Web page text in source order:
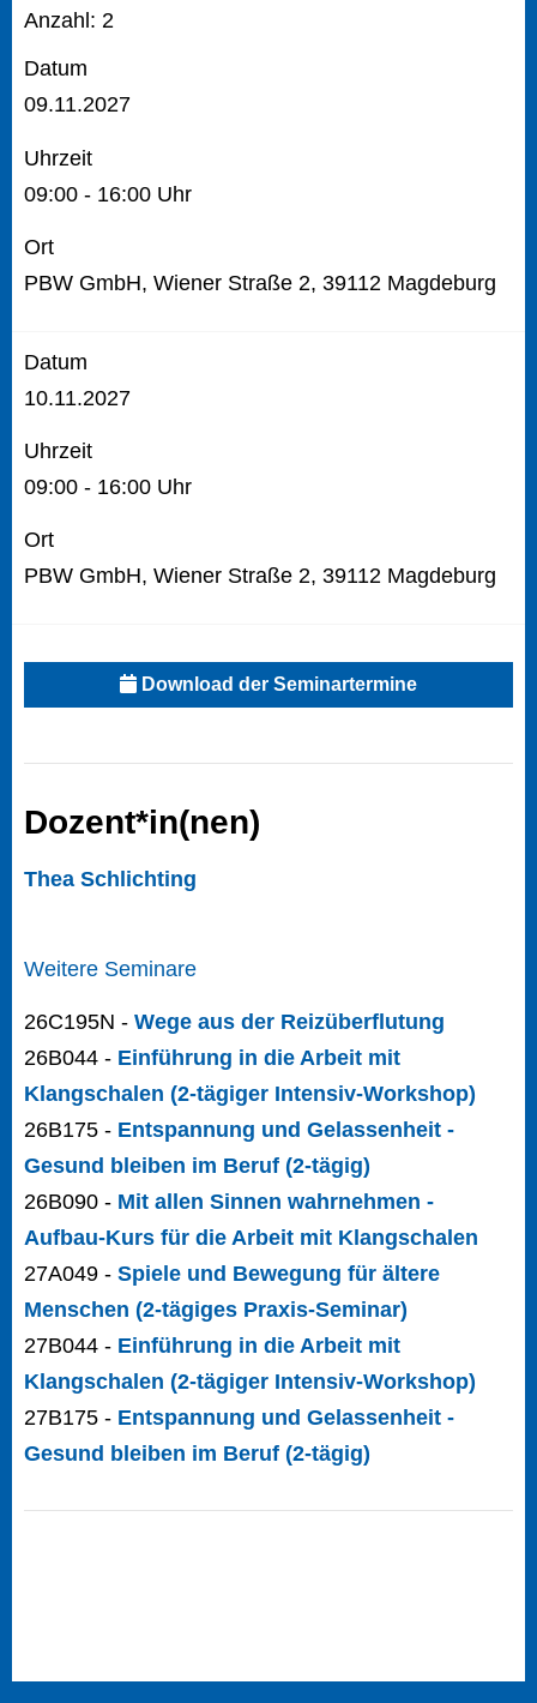
Anzahl: 2
Datum
09.11.2027
Uhrzeit
09:00 - 16:00 Uhr
Ort
PBW GmbH, Wiener Straße 2, 39112 Magdeburg
Datum
10.11.2027
Uhrzeit
09:00 - 16:00 Uhr
Ort
PBW GmbH, Wiener Straße 2, 39112 Magdeburg
Download der Seminartermine
Dozent*in(nen)
Thea Schlichting
Weitere Seminare
26C195N - Wege aus der Reizüberflutung
26B044 - Einführung in die Arbeit mit
Klangschalen (2-tägiger Intensiv-Workshop)
26B175 - Entspannung und Gelassenheit -
Gesund bleiben im Beruf (2-tägig)
26B090 - Mit allen Sinnen wahrnehmen -
Aufbau-Kurs für die Arbeit mit Klangschalen
27A049 - Spiele und Bewegung für ältere
Menschen (2-tägiges Praxis-Seminar)
27B044 - Einführung in die Arbeit mit
Klangschalen (2-tägiger Intensiv-Workshop)
27B175 - Entspannung und Gelassenheit -
Gesund bleiben im Beruf (2-tägig)